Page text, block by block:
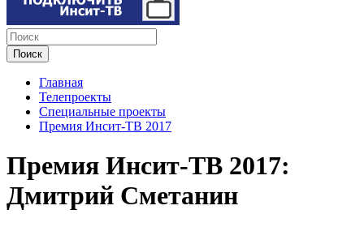
Главная
Телепроекты
Специальные проекты
Премия Инсит-ТВ 2017
Премия Инсит-ТВ 2017:
Дмитрий Сметанин